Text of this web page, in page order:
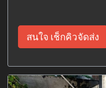
สนใจ เช็กคิวจัดส่ง